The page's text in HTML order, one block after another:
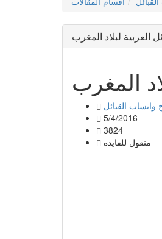
العربية لبلاد المغرب
المغرب
وانساب القبائل
5/4/2016
3824
منقول للفايده